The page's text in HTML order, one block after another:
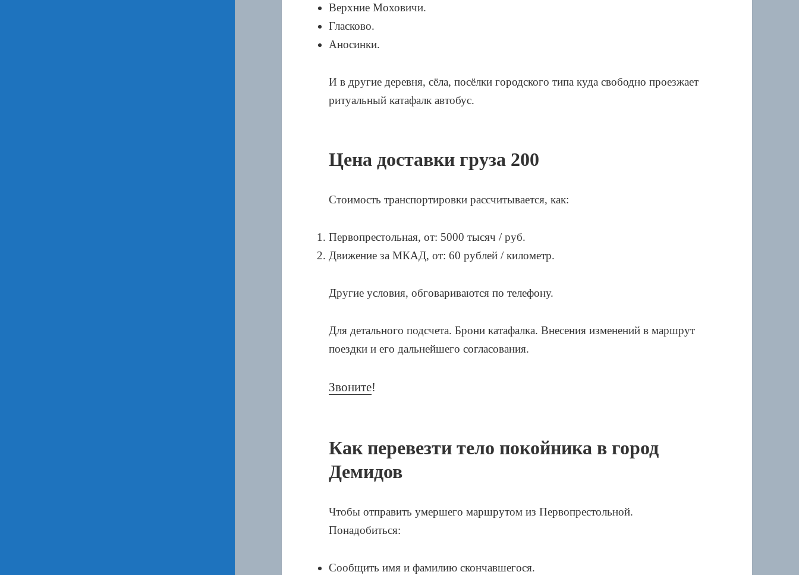
Верхние Моховичи.
Гласково.
Аносинки.
И в другие деревня, сёла, посёлки городского типа куда свободно проезжает
ритуальный катафалк автобус.
Цена доставки груза 200
Стоимость транспортировки рассчитывается, как:
Первопрестольная, от: 5000 тысяч / руб.
Движение за МКАД, от: 60 рублей / километр.
Другие условия, обговариваются по телефону.
Для детального подсчета. Брони катафалка. Внесения изменений в маршрут
поездки и его дальнейшего согласования.
Звоните!
Как перевезти тело покойника в город
Демидов
Чтобы отправить умершего маршрутом из Первопрестольной.
Понадобиться:
Сообщить имя и фамилию скончавшегося.